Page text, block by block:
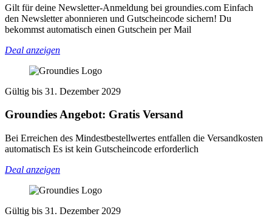
Gilt für deine Newsletter-Anmeldung bei groundies.com Einfach
den Newsletter abonnieren und Gutscheincode sichern! Du
bekommst automatisch einen Gutschein per Mail
Deal anzeigen
Gültig bis 31. Dezember 2029
Groundies Angebot: Gratis Versand
Bei Erreichen des Mindestbestellwertes entfallen die Versandkosten
automatisch Es ist kein Gutscheincode erforderlich
Deal anzeigen
Gültig bis 31. Dezember 2029